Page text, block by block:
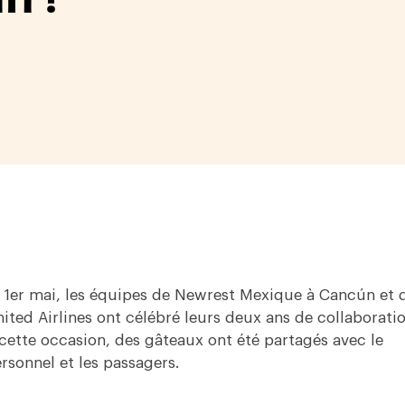
1er mai, les équipes de Newrest Mexique à Cancún et
Airlines ont célébré leurs deux ans de
occasion, des gâteaux ont été partagés avec le
et les passagers.